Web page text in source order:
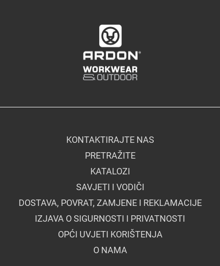
KONTAKTIRAJTE NAS
PRETRAŽITE
KATALOZI
SAVJETI I VODIČI
DOSTAVA, POVRAT, ZAMJENE I REKLAMACIJE
IZJAVA O SIGURNOSTI I PRIVATNOSTI
OPĆI UVJETI KORIŠTENJA
O NAMA